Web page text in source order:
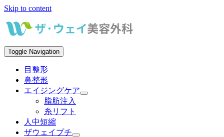
Skip to content
Toggle Navigation
目整形
鼻整形
エイジングケア
脂肪注入
糸リフト
人中短縮
ザウェイプチ